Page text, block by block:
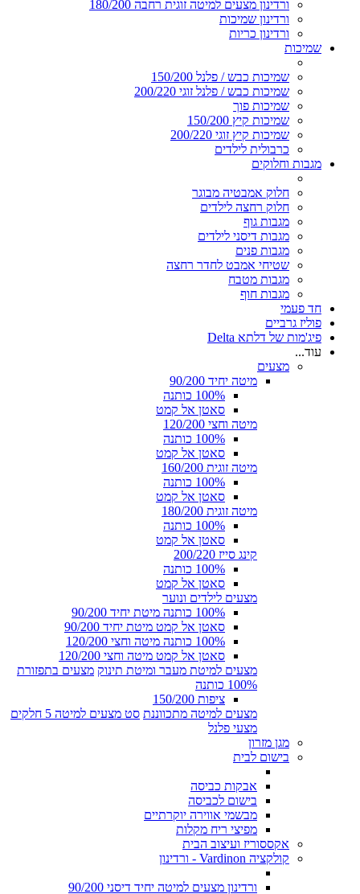
ורדינון מצעים למיטה זוגית רחבה 180/200
ורדינון שמיכות
ורדינון כריות
שמיכות
שמיכות כבש / פלנל 150/200
שמיכות כבש / פלנל זוגי 200/220
שמיכות פוך
שמיכות קיץ 150/200
שמיכות קיץ זוגי 200/220
כרבולית לילדים
מגבות וחלוקים
חלוק אמבטיה מבוגר
חלוק רחצה לילדים
מגבות גוף
מגבות דיסני לילדים
מגבות פנים
שטיחי אמבט לחדר רחצה
מגבות מטבח
מגבות חוף
חד פעמי
פוליז גרביים
פיג'מות של דלתא Delta
עוד...
מצעים
מיטה יחיד 90/200
100% כותנה
סאטן אל קמט
מיטה וחצי 120/200
100% כותנה
סאטן אל קמט
מיטה זוגית 160/200
100% כותנה
סאטן אל קמט
מיטה זוגית 180/200
100% כותנה
סאטן אל קמט
קינג סייז 200/220
100% כותנה
סאטן אל קמט
מצעים לילדים ונוער
100% כותנה מיטת יחיד 90/200
סאטן אל קמט מיטת יחיד 90/200
100% כותנה מיטה וחצי 120/200
סאטן אל קמט מיטה וחצי 120/200
מצעים למיטת מעבר ומיטת תינוק מצעים בתפזורת
100% כותנה
ציפות 150/200
מצעים למיטה מתכווננת סט מצעים למיטה 5 חלקים
מצעי פלנל
מגן מזרון
בישום לבית
אבקות כביסה
בישום לכביסה
מבשמי אווירה יוקרתיים
מפיצי ריח מקלות
אקססוריז ועיצוב הבית
קולקציה Vardinon - ורדינון
ורדינון מצעים למיטה יחיד דיסני 90/200